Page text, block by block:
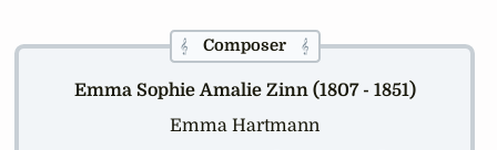
𝄞Composer 𝄞
Emma Sophie Amalie Zinn (1807 - 1851)
Emma Hartmann